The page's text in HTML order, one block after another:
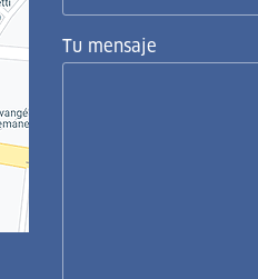
Tu mensaje